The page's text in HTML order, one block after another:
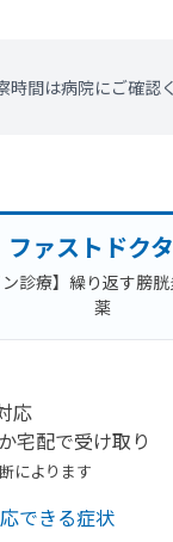
時間は病院にご確認
ファストドク
ン診療】繰り返す膀
薬
応
宅配で受け取り
によります
できる症状